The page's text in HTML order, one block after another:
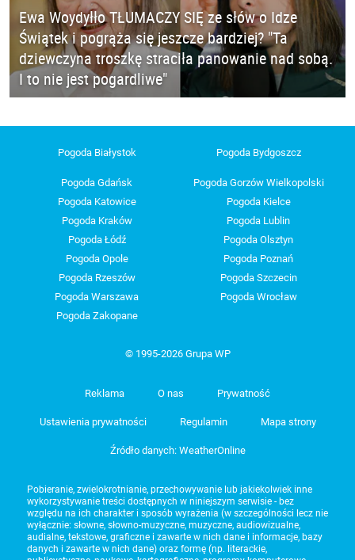
Ewa Woydyłło TŁUMACZY SIĘ ze słów o Idze
Świątek i pogrąża się jeszcze bardziej? "Ta
dziewczyna troszkę straciła panowanie nad sobą.
I to nie jest pogardliwe"
Pogoda Białystok Pogoda Bydgoszcz
Pogoda Gdańsk
Pogoda Gorzów Wielkopolski
Pogoda Katowice
Pogoda Kielce
Pogoda Kraków
Pogoda Lublin
Pogoda Łódź
Pogoda Olsztyn
Pogoda Opole
Pogoda Poznań
Pogoda Rzeszów
Pogoda Szczecin
Pogoda Warszawa
Pogoda Wrocław
Pogoda Zakopane
© 1995-2026 Grupa WP
Reklama O nas Prywatność
Ustawienia prywatności Regulamin Mapa strony
Źródło danych: WeatherOnline
Pobieranie, zwielokrotnianie, przechowywanie lub jakiekolwiek inne
wykorzystywanie treści dostępnych w niniejszym serwisie - bez
względu na ich charakter i sposób wyrażenia (w szczególności lecz nie
wyłącznie: słowne, słowno-muzyczne, muzyczne, audiowizualne,
audialne, tekstowe, graficzne i zawarte w nich dane i informacje, bazy
danych i zawarte w nich dane) oraz formę (np. literackie,